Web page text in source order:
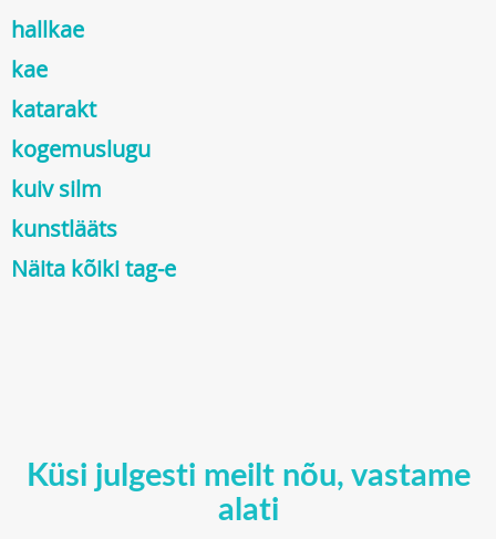
hallkae
kae
katarakt
kogemuslugu
kuiv silm
kunstlääts
Näita kõiki tag-e
Küsi julgesti meilt nõu, vastame
alati